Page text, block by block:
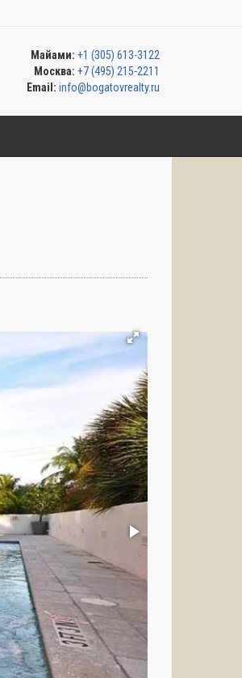
Майами: +1 (305) 613-3122
Москва: +7 (495) 215-2211
Email: info@bogatovrealty.ru